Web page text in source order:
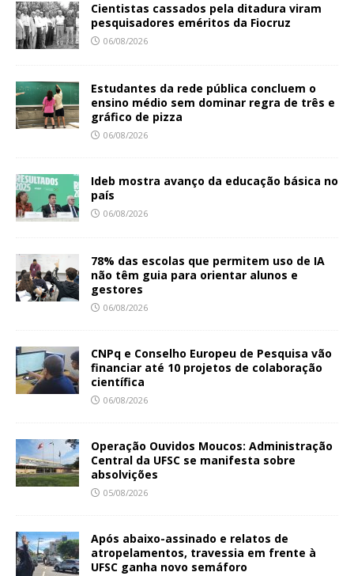
Cientistas cassados pela ditadura viram
pesquisadores eméritos da Fiocruz
06/08/2026
Estudantes da rede pública concluem o
ensino médio sem dominar regra de três e
gráfico de pizza
06/08/2026
Ideb mostra avanço da educação básica no
país
06/08/2026
78% das escolas que permitem uso de IA
não têm guia para orientar alunos e
gestores
06/08/2026
CNPq e Conselho Europeu de Pesquisa vão
financiar até 10 projetos de colaboração
científica
06/08/2026
Operação Ouvidos Moucos: Administração
Central da UFSC se manifesta sobre
absolvições
05/08/2026
Após abaixo-assinado e relatos de
atropelamentos, travessia em frente à
UFSC ganha novo semáforo